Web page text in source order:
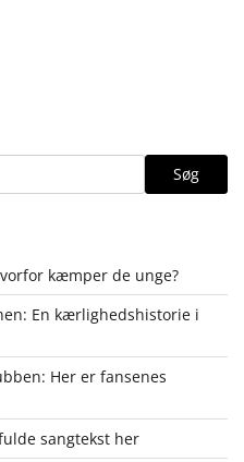
Søg
kæmper de unge?
En kærlighedshistorie i
Her er fansenes
sangtekst her